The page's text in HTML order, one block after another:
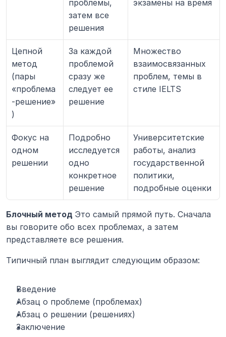
проблемы,
затем все
решения
экзамены на время
Цепной
метод
(пары
«проблема
-решение»
)
За каждой
проблемой
сразу же
следует ее
решение
Множество
взаимосвязанных
проблем, темы в
стиле IELTS
Фокус на
одном
решении
Подробно
исследуется
одно
конкретное
решение
Университетские
работы, анализ
государственной
политики,
подробные оценки
Блочный метод Это самый прямой путь. Сначала
вы говорите обо всех проблемах, а затем
представляете все решения.
Типичный план выглядит следующим образом:
Введение
Абзац о проблеме (проблемах)
Абзац о решении (решениях)
Заключение